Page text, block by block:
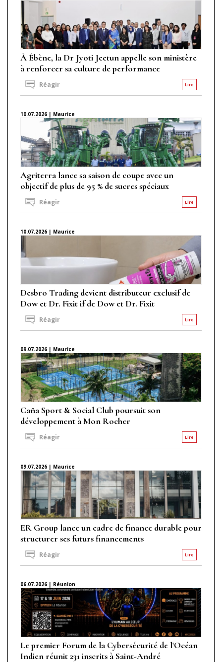
À Ébène, la Dr Jyoti Jeetun appelle son ministère
à renforcer sa culture de performance
Lire
Réagir
10.07.2026 | Maurice
Agriterra lance sa saison de coupe avec un
objectif de plus de 95 % de sucres spéciaux
Lire
Réagir
10.07.2026 | Maurice
Desbro Trading devient distributeur exclusif de
Dow et Dr. Fixit if de Dow et Dr. Fixit
Lire
Réagir
09.07.2026 | Maurice
Caña Sport & Social Club poursuit son
développement à Mon Rocher
Lire
Réagir
09.07.2026 | Maurice
ER Group lance un cadre de finance durable pour
structurer ses futurs financements
Lire
Réagir
06.07.2026 | Réunion
Le premier Forum de la Cybersécurité de l'Océan
Indien réunit 231 inscrits à Saint-André